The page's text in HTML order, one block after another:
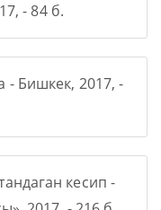
- 84 б.
- Бишкек, 2017, -
кесип -